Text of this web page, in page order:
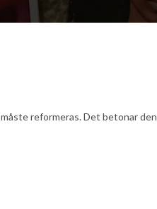
reformeras. Det betonar den